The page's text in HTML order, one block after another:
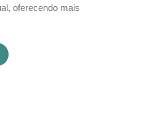
oferecendo mais